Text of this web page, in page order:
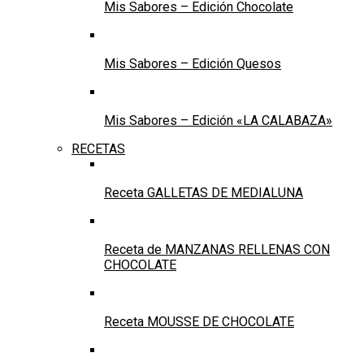
Mis Sabores – Edición Chocolate
Mis Sabores – Edición Quesos
Mis Sabores – Edición «LA CALABAZA»
RECETAS
Receta GALLETAS DE MEDIALUNA
Receta de MANZANAS RELLENAS CON
CHOCOLATE
Receta MOUSSE DE CHOCOLATE